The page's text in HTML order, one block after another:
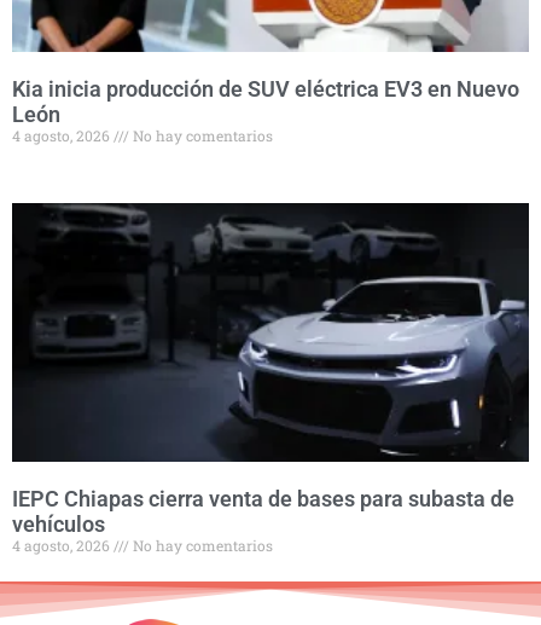
Kia inicia producción de SUV eléctrica EV3 en Nuevo
León
4 agosto, 2026 No hay comentarios
IEPC Chiapas cierra venta de bases para subasta de
vehículos
4 agosto, 2026 No hay comentarios